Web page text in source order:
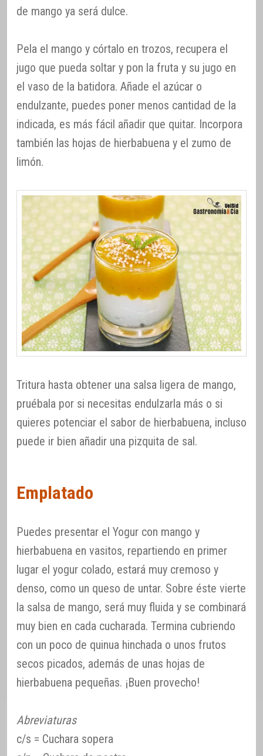
de mango ya será dulce.
Pela el mango y córtalo en trozos, recupera el
jugo que pueda soltar y pon la fruta y su jugo en
el vaso de la batidora. Añade el azúcar o
endulzante, puedes poner menos cantidad de la
indicada, es más fácil añadir que quitar. Incorpora
también las hojas de hierbabuena y el zumo de
limón.
Tritura hasta obtener una salsa ligera de mango,
pruébala por si necesitas endulzarla más o si
quieres potenciar el sabor de hierbabuena, incluso
puede ir bien añadir una pizquita de sal.
Emplatado
Puedes presentar el Yogur con mango y
hierbabuena en vasitos, repartiendo en primer
lugar el yogur colado, estará muy cremoso y
denso, como un queso de untar. Sobre éste vierte
la salsa de mango, será muy fluida y se combinará
muy bien en cada cucharada. Termina cubriendo
con un poco de quinua hinchada o unos frutos
secos picados, además de unas hojas de
hierbabuena pequeñas. ¡Buen provecho!
Abreviaturas
c/s = Cuchara sopera